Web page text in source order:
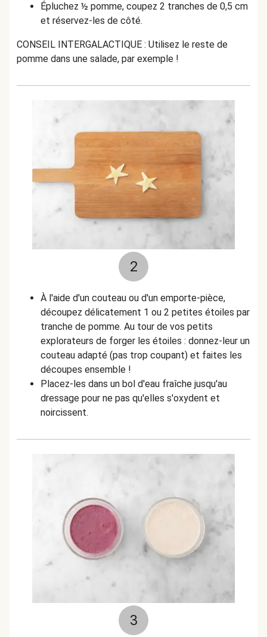
Épluchez ½ pomme, coupez 2 tranches de 0,5 cm
et réservez-les de côté.
CONSEIL INTERGALACTIQUE : Utilisez le reste de
pomme dans une salade, par exemple !
2
À l'aide d'un couteau ou d'un emporte-pièce,
découpez délicatement 1 ou 2 petites étoiles par
tranche de pomme. Au tour de vos petits
explorateurs de forger les étoiles : donnez-leur un
couteau adapté (pas trop coupant) et faites les
découpes ensemble !
Placez-les dans un bol d'eau fraîche jusqu'au
dressage pour ne pas qu'elles s'oxydent et
noircissent.
3